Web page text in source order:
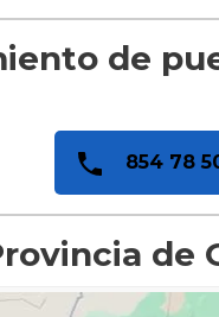
de
854 78
de